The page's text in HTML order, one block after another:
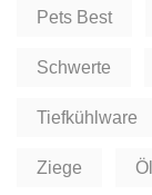
Pets Best
Schwerte
Tiefkühlware
Ziege